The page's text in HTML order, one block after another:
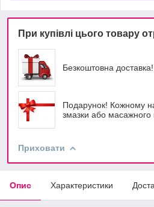
При купівлі цього товару
Безкоштовна доставка!
Подарунок! Кожному
змазки або масажного
Приховати
Опис Характеристики